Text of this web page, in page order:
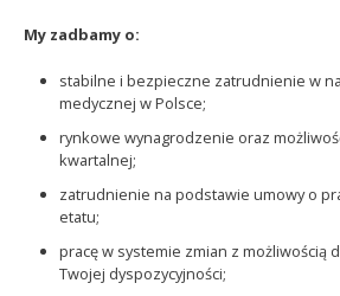
My zadbamy o:
stabilne i bezpieczne zatrudnienie w
medycznej w Polsce;
rynkowe wynagrodzenie oraz
kwartalnej;
zatrudnienie na podstawie umowy o
etatu;
pracę w systemie zmian z możliwością
Twojej dyspozycyjności;